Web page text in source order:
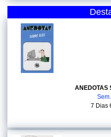
ANEDOTAS
Sem
7 Dias